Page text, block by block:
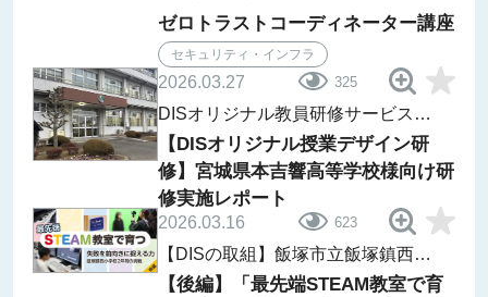
セキュリティ・インフラ
ゼロトラストコーディネーター講座
2026.03.27 325
DISオリジナル教員研修サービス
レポート
【DISオリジナル授業デザイン研
修】宮城県本吉響高等学校様向け研
修実施レポート
2026.03.16 623
【DISの取組】飯塚市立飯塚鎮西小
学校「ii-Lab」
【後編】「最先端STEAM教室で育